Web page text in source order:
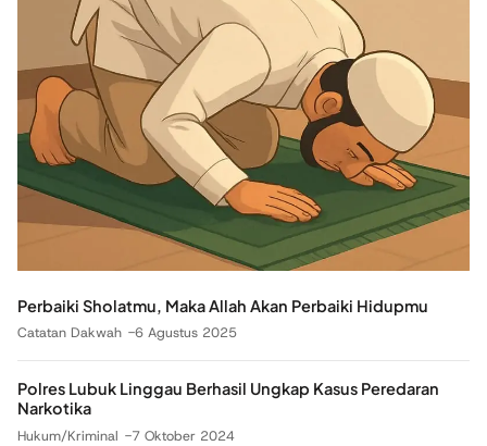
Perbaiki Sholatmu, Maka Allah Akan Perbaiki Hidupmu
Catatan Dakwah 6 Agustus 2025
Polres Lubuk Linggau Berhasil Ungkap Kasus Peredaran
Narkotika
Hukum/Kriminal 7 Oktober 2024